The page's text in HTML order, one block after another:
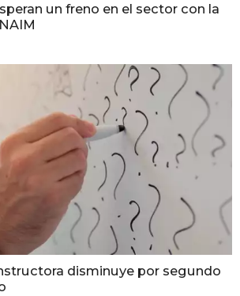
un freno en el sector con la
disminuye por segundo